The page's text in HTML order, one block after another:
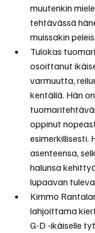
muutenkin
tehtävässä
muissakin
Tulokas
osoittanut
varmuutta,
kentällä. Hän
oppinut
esimerkillisesti.
asenteensa,
halunsa
lupaavan
Kimmo
lahjoittama
G-D -ikäiselle